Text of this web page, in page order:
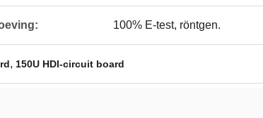
100% E-test, röntgen.
, 150U HDI-circuit board